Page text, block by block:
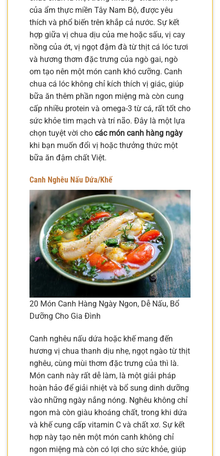
của ẩm thực miền Tây Nam Bộ, được yêu
thích và phổ biến trên khắp cả nước. Sự kết
hợp giữa vị chua dịu của me hoặc sấu, vị cay
nồng của ớt, vị ngọt đậm đà từ thịt cá lóc tươi
và hương thơm đặc trưng của ngò gai, ngò
om tạo nên một món canh khó cưỡng. Canh
chua cá lóc không chỉ kích thích vị giác, giúp
bữa ăn thêm phần ngon miệng mà còn cung
cấp nhiều protein và omega-3 từ cá, rất tốt cho
sức khỏe tim mạch và trí não. Đây là một lựa
chọn tuyệt vời cho các món canh hàng ngày
khi bạn muốn đổi vị hoặc thưởng thức một
bữa ăn đậm chất Việt.
Canh Nghêu Nấu Dứa/Khế
20 Món Canh Hàng Ngày Ngon, Dễ Nấu, Bổ
Dưỡng Cho Gia Đình
Canh nghêu nấu dứa hoặc khế mang đến
hương vị chua thanh dịu nhẹ, ngọt ngào từ thịt
nghêu, cùng mùi thơm đặc trưng của thì là.
Món canh này rất dễ làm, là một giải pháp
hoàn hảo để giải nhiệt và bổ sung dinh dưỡng
vào những ngày nắng nóng. Nghêu không chỉ
ngon mà còn giàu khoáng chất, trong khi dứa
và khế cung cấp vitamin C và chất xơ. Sự kết
hợp này tạo nên một món canh không chỉ
ngon miệng mà còn có lợi cho sức khỏe, giúp